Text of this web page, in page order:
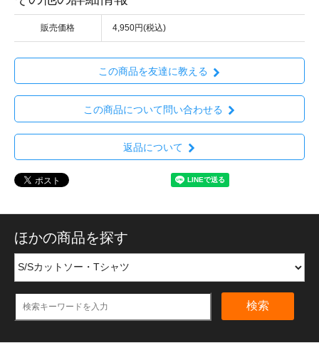
販売価格 4,950円(税込)
この商品を友達に教える
この商品について問い合わせる
返品について
ほかの商品を探す
検索